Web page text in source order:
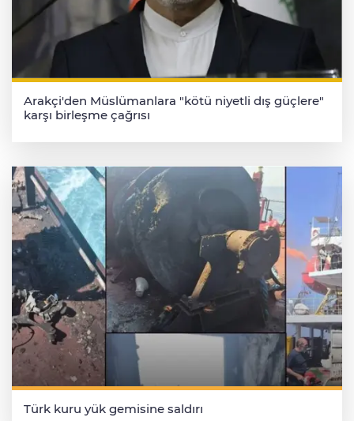
Arakçi'den Müslümanlara "kötü niyetli dış güçlere"
karşı birleşme çağrısı
Türk kuru yük gemisine saldırı